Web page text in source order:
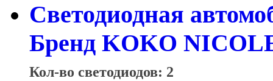
Cветодиодная
Бренд KOKO
Кол-во светодиодов: 2